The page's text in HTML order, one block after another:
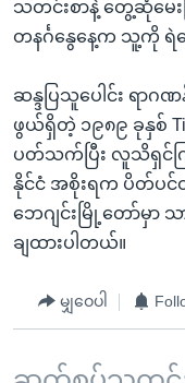
သတင်းစာနဲ့ တွေ့ဆုံမေး
တနင်္ဂနွေနေ့က သူ့ကို ရဲ
ဆန္ဒပြသူပေါင်း ရာ
ဖွယ်ရှိတဲ့ ၁၉၈၉ ခုနှစ်
ပတ်သက်ပြီး လူသိရှင်က
နိုင်ငံ အစိုးရက ပိတ်ပင်
ဘေဂျင်းမြို့တော်မှာ
ချထားပါတယ်။
မျှဝေပါ